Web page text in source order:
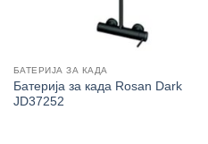
БАТЕРИЈА ЗА КАДА
Батерија за када Rosan Dark
JD37252